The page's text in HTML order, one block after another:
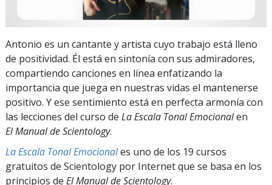
Antonio es un cantante y artista cuyo trabajo está lleno
de positividad. Él está en sintonía con sus admiradores,
compartiendo canciones en línea enfatizando la
importancia que juega en nuestras vidas el mantenerse
positivo. Y ese sentimiento está en perfecta armonía con
las lecciones del curso de La Escala Tonal Emocionalen
El Manual de Scientology.
La Escala Tonal Emocionales uno de los 19 cursos
gratuitos de Scientology por Internet que se basa en los
principios de El Manual de Scientology.